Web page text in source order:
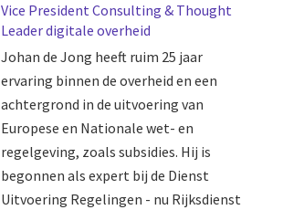
Vice President Consulting & Thought
Leader digitale overheid
Johan de Jong heeft ruim 25 jaar
ervaring binnen de overheid en een
achtergrond in de uitvoering van
Europese en Nationale wet- en
regelgeving, zoals subsidies. Hij is
begonnen als expert bij de Dienst
Uitvoering Regelingen - nu Rijksdienst